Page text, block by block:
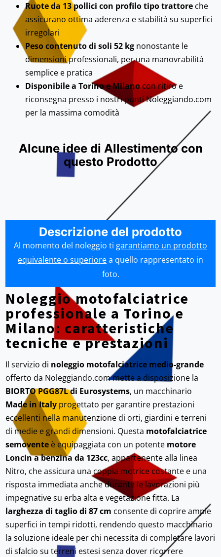
Ruote da 13 pollici con profilo tipo trattore che
assicurano ottima aderenza e stabilità su superfici
irregolari
Peso contenuto di soli 52 kg nonostante le
dimensioni professionali, per una manovrabilità
semplice e pratica
Disponibile a Torino e Milanocon ritiro e
riconsegna presso i nostri punti Noleggiando.com
per la massima comodità
Alcune idee di Allestimento con
questo Prodotto
Descrizione del prodotto
Al momento del noleggio ti garantiamo un prodotto
equivalente o superiorea quello rappresentato in
foto.
Noleggio motofalciatrice
professionale a Torino e
Milano: caratteristiche
tecniche e prestazioni
Il servizio di noleggio motofalciatrice medio-grande
offerto da Noleggiando.com mette a disposizione la
BIORTO PGG87L di Eurosystems, un macchinario
Made in Italy progettato per garantire prestazioni
eccellenti nella manutenzione di orti, giardini e terreni
di medie e grandi dimensioni. Questa motofalciatrice
semovente è equipaggiata con un potente motore
Loncin a benzina da 123cc, appartenente alla linea
Nitro, che assicura una coppia motrice costante e una
risposta immediata anche durante le lavorazioni più
impegnative su erba alta e vegetazione fitta. La
larghezza di taglio di 87 cm consente di coprire ampie
superfici in tempi ridotti, rendendo questo macchinario
la soluzione ideale per chi necessita di completare lavori
di sfalcio su terreni estesi senza dover ricorrere